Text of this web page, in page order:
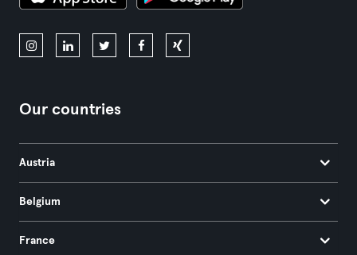
Our countries
Austria
Belgium
France